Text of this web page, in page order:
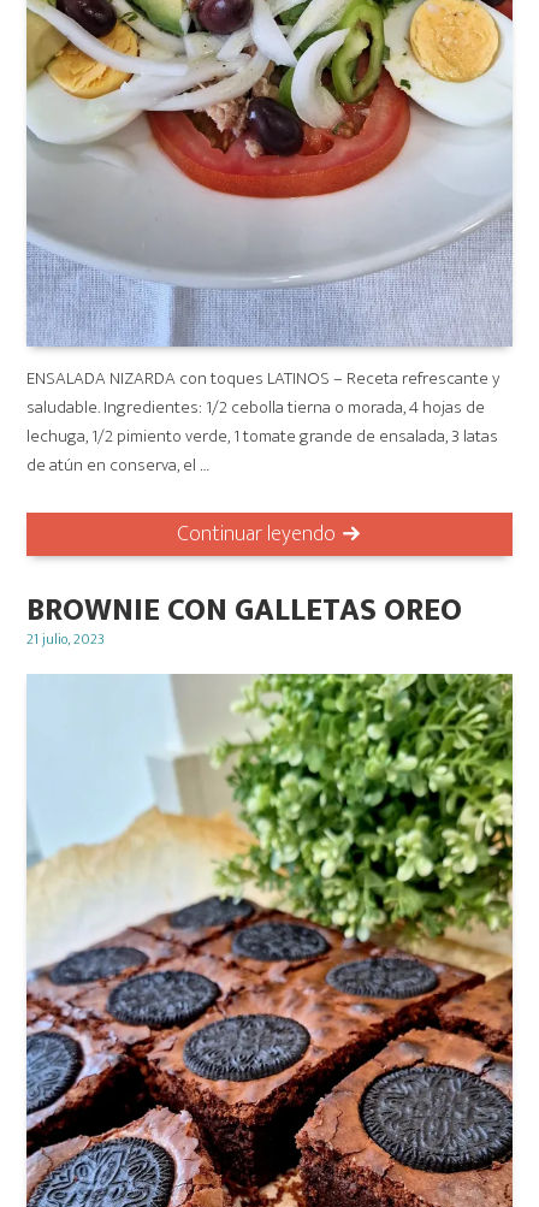
ENSALADA NIZARDA con toques LATINOS – Receta refrescante y
saludable. Ingredientes: 1/2 cebolla tierna o morada, 4 hojas de
lechuga, 1/2 pimiento verde, 1 tomate grande de ensalada, 3 latas
de atún en conserva, el …
Continuar leyendo
BROWNIE CON GALLETAS OREO
Posted
21 julio, 2023